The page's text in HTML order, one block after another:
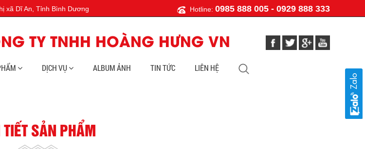
xã Dĩ An, Tỉnh Bình Dương Hotline: 0985 888 005 - 0929 888 333
TY TNHH HOÀNG HƯNG VN
DỊCH VỤ ALBUM ẢNH TIN TỨC LIÊN HỆ
SẢN PHẨM